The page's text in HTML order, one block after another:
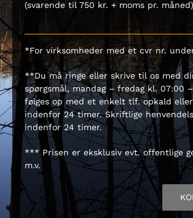
(svarende til 750 kr. + moms pr.
*For virksomheder med et cvr nr.
**Du må ringe eller skrive til os med
spørgsmål, mandag – fredag kl. 07:00
følges op med et enkelt tlf. opkald
indenfor 24 timer. Skriftlige
indenfor 24 timer.
*** Prisen er eksklusiv evt. offentlige
m.v.